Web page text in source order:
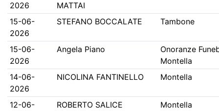
2026
MATTAI
15-06-
2026
STEFANO BOCCALATE Tambone
15-06-
2026
Angela Piano
Onoranze
Montella
14-06-
2026
NICOLINA FANTINELLO Montella
12-06-
ROBERTO SALICE Montella